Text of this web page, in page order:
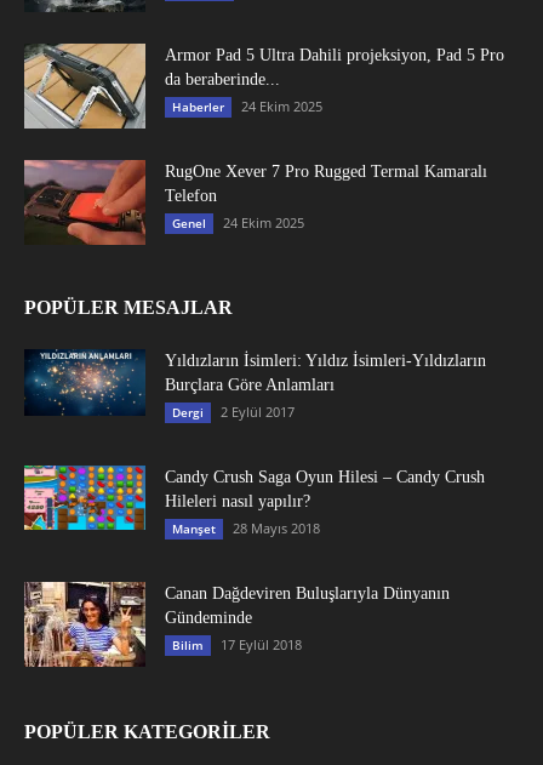
Armor Pad 5 Ultra Dahili projeksiyon, Pad 5 Pro
da beraberinde...
Haberler 24 Ekim 2025
RugOne Xever 7 Pro Rugged Termal Kamaralı
Telefon
Genel 24 Ekim 2025
POPÜLER MESAJLAR
Yıldızların İsimleri: Yıldız İsimleri-Yıldızların
Burçlara Göre Anlamları
Dergi 2 Eylül 2017
Candy Crush Saga Oyun Hilesi – Candy Crush
Hileleri nasıl yapılır?
Manşet 28 Mayıs 2018
Canan Dağdeviren Buluşlarıyla Dünyanın
Gündeminde
Bilim 17 Eylül 2018
POPÜLER KATEGORİLER